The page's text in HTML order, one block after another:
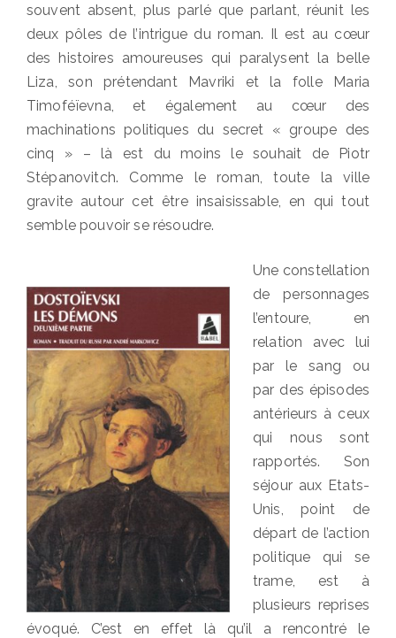
souvent absent, plus parlé que parlant, réunit les
deux pôles de l’intrigue du roman. Il est au cœur
des histoires amoureuses qui paralysent la belle
Liza, son prétendant Mavriki et la folle Maria
Timoféïevna, et également au cœur des
machinations politiques du secret « groupe des
cinq » – là est du moins le souhait de Piotr
Stépanovitch. Comme le roman, toute la ville
gravite autour cet être insaisissable, en qui tout
semble pouvoir se résoudre.
Une constellation
de personnages
l’entoure, en
relation avec lui
par le sang ou
par des épisodes
antérieurs à ceux
qui nous sont
rapportés. Son
séjour aux Etats-
Unis, point de
départ de l’action
politique qui se
trame, est à
plusieurs reprises
évoqué. C’est en effet là qu’il a rencontré le